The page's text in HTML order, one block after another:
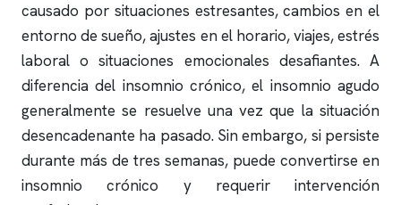
causado por situaciones estresantes, cambios en el
entorno de sueño, ajustes en el horario, viajes, estrés
laboral o situaciones emocionales desafiantes. A
diferencia del insomnio crónico, el insomnio agudo
generalmente se resuelve una vez que la situación
desencadenante ha pasado. Sin embargo, si persiste
durante más de tres semanas, puede convertirse en
insomnio crónico y requerir intervención